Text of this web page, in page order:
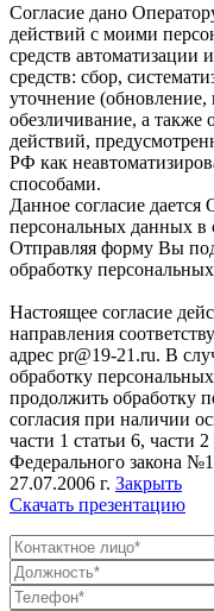
Согласие дано
действий с моими
средств автоматизации
средств: сбор,
уточнение (обновление,
обезличивание, а
действий,
РФ как
способами.
Данное согласие
персональных данных в
Отправляя форму Вы
обработку
Настоящее согласие
направления
адрес pr@19-21.ru. В
обработку
продолжить обработку
согласия при наличии
части 1 статьи 6, части
Федерального закона
27.07.2006 г. Закрыть
Скачать презентацию